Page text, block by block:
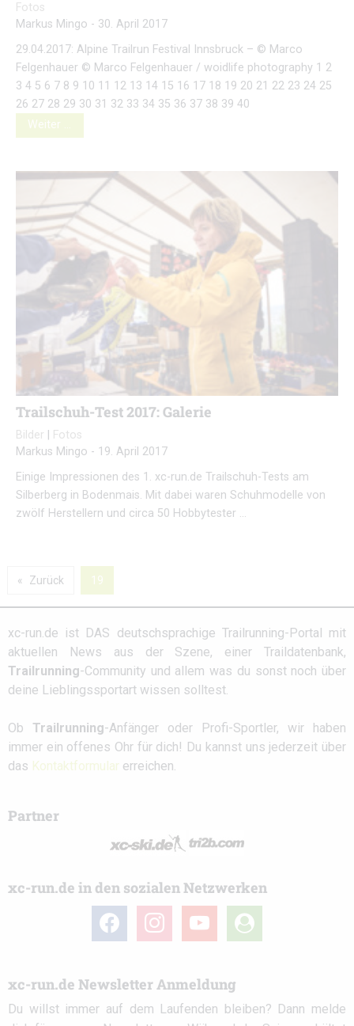
Fotos
Markus Mingo - 30. April 2017
29.04.2017: Alpine Trailrun Festival Innsbruck – © Marco
Felgenhauer © Marco Felgenhauer / woidlife photography 1 2
3 4 5 6 7 8 9 10 11 12 13 14 15 16 17 18 19 20 21 22 23 24 25
26 27 28 29 30 31 32 33 34 35 36 37 38 39 40
Weiter …
Trailschuh-Test 2017: Galerie
Bilder
Fotos
Markus Mingo - 19. April 2017
Einige Impressionen des 1. xc-run.de Trailschuh-Tests am
Silberberg in Bodenmais. Mit dabei waren Schuhmodelle von
zwölf Herstellern und circa 50 Hobbytester …
Zurück 19
xc-run.de ist DAS deutschsprachige Trailrunning-Portal mit
aktuellen News aus der Szene, einer Traildatenbank,
Trailrunning-Community und allem was du sonst noch über
deine Lieblingssportart wissen solltest.
Ob Trailrunning-Anfänger oder Profi-Sportler, wir haben
immer ein offenes Ohr für dich! Du kannst uns jederzeit über
das Kontaktformular erreichen.
Partner
xc-run.de in den sozialen Netzwerken
facebook instagramyoutube
user-
circle
xc-run.de Newsletter Anmeldung
Du willst immer auf dem Laufenden bleiben? Dann melde